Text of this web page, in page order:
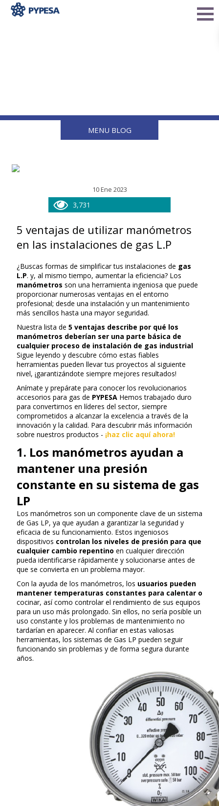
MENU BLOG
10 Ene 2023
3,731
5 ventajas de utilizar manómetros
en las instalaciones de gas L.P
¿Buscas formas de simplificar tus instalaciones de gas
L.P. y, al mismo tiempo, aumentar la eficiencia? Los
manómetros son una herramienta ingeniosa que puede
proporcionar numerosas ventajas en el entorno
profesional; desde una instalación y un mantenimiento
más sencillos hasta una mayor seguridad.
Nuestra lista de 5 ventajas describe por qué los
manómetros deberían ser una parte básica de
cualquier proceso de instalación de gas industrial
Sigue leyendo y descubre cómo estas fiables
herramientas pueden llevar tus proyectos al siguiente
nivel, ¡garantizándote siempre mejores resultados!
Anímate y prepárate para conocer los revolucionarios
accesorios para gas de PYPESA Hemos trabajado duro
para convertirnos en líderes del sector, siempre
comprometidos a alcanzar la excelencia a través de la
innovación y la calidad. Para descubrir más información
sobre nuestros productos - ¡haz clic aquí ahora!
1. Los manómetros ayudan a
mantener una presión
constante en su sistema de gas
LP
Los manómetros son un componente clave de un sistema
de Gas LP, ya que ayudan a garantizar la seguridad y
eficacia de su funcionamiento. Estos ingeniosos
dispositivos controlan los niveles de presión para que
cualquier cambio repentino en cualquier dirección
pueda identificarse rápidamente y solucionarse antes de
que se convierta en un problema mayor.
Con la ayuda de los manómetros, los usuarios pueden
mantener temperaturas constantes para calentar o
cocinar, así como controlar el rendimiento de sus equipos
para un uso más prolongado. Sin ellos, no sería posible un
uso constante y los problemas de mantenimiento no
tardarían en aparecer. Al confiar en estas valiosas
herramientas, los sistemas de Gas LP pueden seguir
funcionando sin problemas y de forma segura durante
años.